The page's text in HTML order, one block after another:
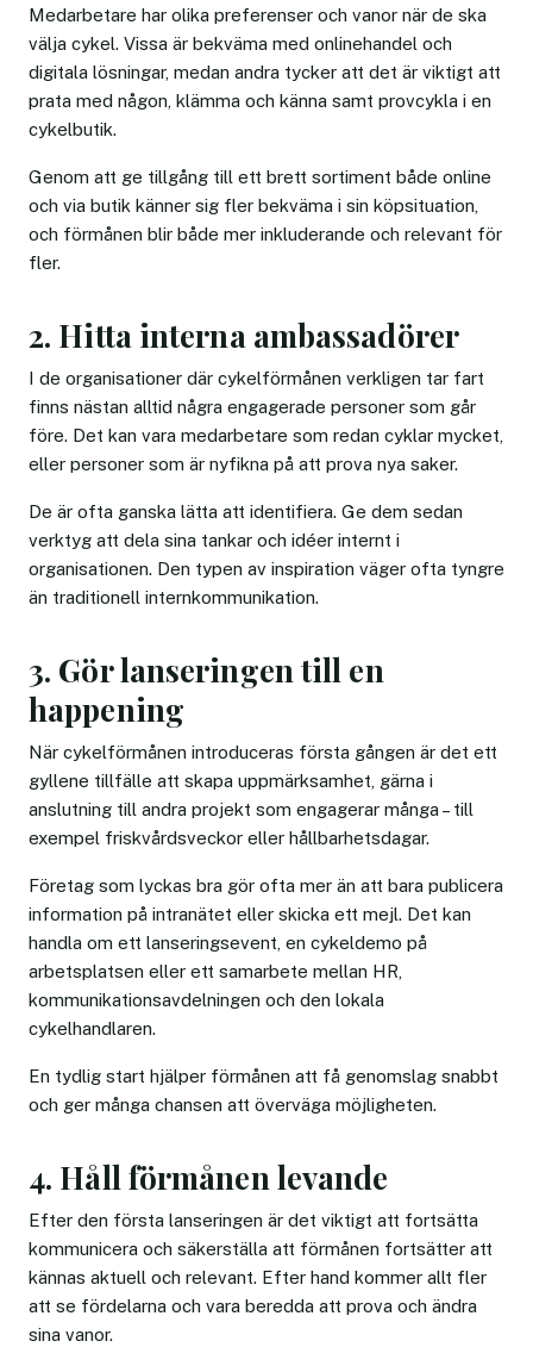
Medarbetare har olika preferenser och vanor när de ska
välja cykel. Vissa är bekväma med onlinehandel och
digitala lösningar, medan andra tycker att det är viktigt att
prata med någon, klämma och känna samt provcykla i en
cykelbutik.
Genom att ge tillgång till ett brett sortiment både online
och via butik känner sig fler bekväma i sin köpsituation,
och förmånen blir både mer inkluderande och relevant för
fler.
2. Hitta interna ambassadörer
I de organisationer där cykelförmånen verkligen tar fart
finns nästan alltid några engagerade personer som går
före. Det kan vara medarbetare som redan cyklar mycket,
eller personer som är nyfikna på att prova nya saker.
De är ofta ganska lätta att identifiera. Ge dem sedan
verktyg att dela sina tankar och idéer internt i
organisationen. Den typen av inspiration väger ofta tyngre
än traditionell internkommunikation.
3. Gör lanseringen till en
happening
När cykelförmånen introduceras första gången är det ett
gyllene tillfälle att skapa uppmärksamhet, gärna i
anslutning till andra projekt som engagerar många – till
exempel friskvårdsveckor eller hållbarhetsdagar.
Företag som lyckas bra gör ofta mer än att bara publicera
information på intranätet eller skicka ett mejl. Det kan
handla om ett lanseringsevent, en cykeldemo på
arbetsplatsen eller ett samarbete mellan HR,
kommunikationsavdelningen och den lokala
cykelhandlaren.
En tydlig start hjälper förmånen att få genomslag snabbt
och ger många chansen att överväga möjligheten.
4. Håll förmånen levande
Efter den första lanseringen är det viktigt att fortsätta
kommunicera och säkerställa att förmånen fortsätter att
kännas aktuell och relevant. Efter hand kommer allt fler
att se fördelarna och vara beredda att prova och ändra
sina vanor.